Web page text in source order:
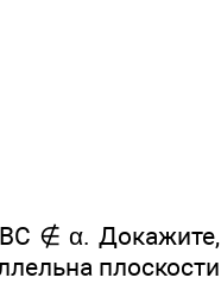
ВС ∉ α. Докажите,
плоскости